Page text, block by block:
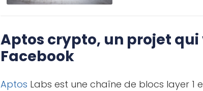
Aptos crypto, un projet
Facebook
Aptos Labs est une chaîne de blocs layer 1